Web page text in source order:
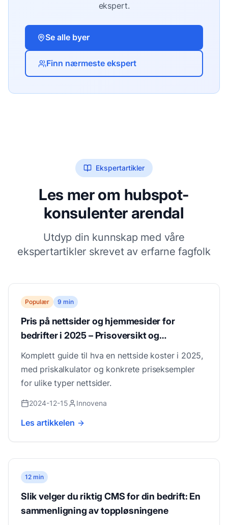
ekspert.
Se alle byer
Finn nærmeste ekspert
Ekspertartikler
Les mer om hubspot-
konsulenter arendal
Utdyp din kunnskap med våre
ekspertartikler skrevet av erfarne fagfolk
Populær 9 min
Pris på nettsider og hjemmesider for
bedrifter i 2025 – Prisoversikt og
Komplett guide til hva en nettside koster i 2025,
med priskalkulator og konkrete priseksempler
for ulike typer nettsider.
2024-12-15 Innovena
Les artikkelen
12 min
Slik velger du riktig CMS for din bedrift: En
sammenligning av toppløsningene